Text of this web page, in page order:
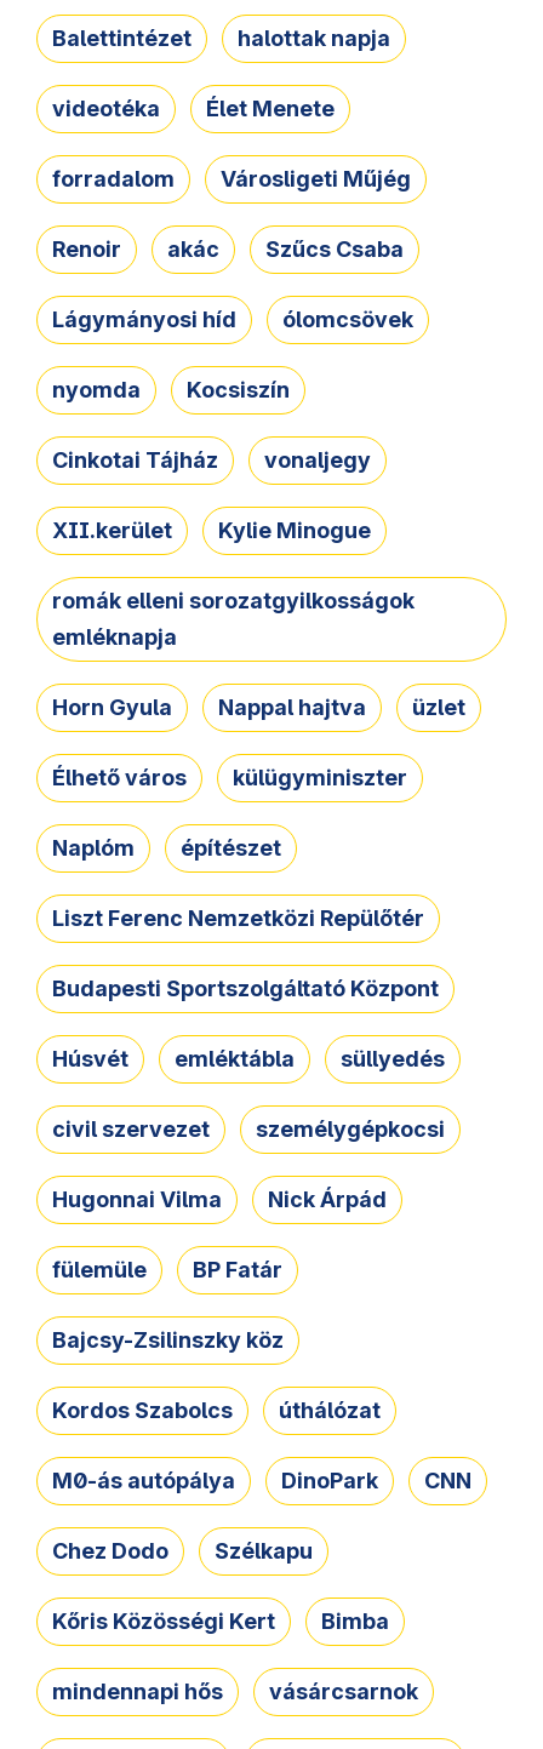
Balettintézet halottak napja
videotéka Élet Menete
forradalom Városligeti Műjég
Renoir akác Szűcs Csaba
Lágymányosi híd ólomcsövek
nyomda Kocsiszín
Cinkotai Tájház vonaljegy
XII.kerület Kylie Minogue
romák elleni sorozatgyilkosságok
emléknapja
Horn Gyula Nappal hajtva üzlet
Élhető város külügyminiszter
Naplóm építészet
Liszt Ferenc Nemzetközi Repülőtér
Budapesti Sportszolgáltató Központ
Húsvét emléktábla süllyedés
civil szervezet személygépkocsi
Hugonnai Vilma Nick Árpád
fülemüle BP Fatár
Bajcsy-Zsilinszky köz
Kordos Szabolcs úthálózat
M0-ás autópálya DinoPark CNN
Chez Dodo Szélkapu
Kőris Közösségi Kert Bimba
mindennapi hős vásárcsarnok